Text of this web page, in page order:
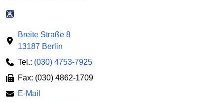
Breite Straße 8
13187 Berlin
Tel.: (030) 4753-7925
Fax: (030) 4862-1709
E-Mail